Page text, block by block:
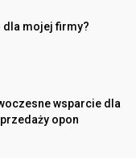
dla mojej firmy?
wsparcie dla
opon